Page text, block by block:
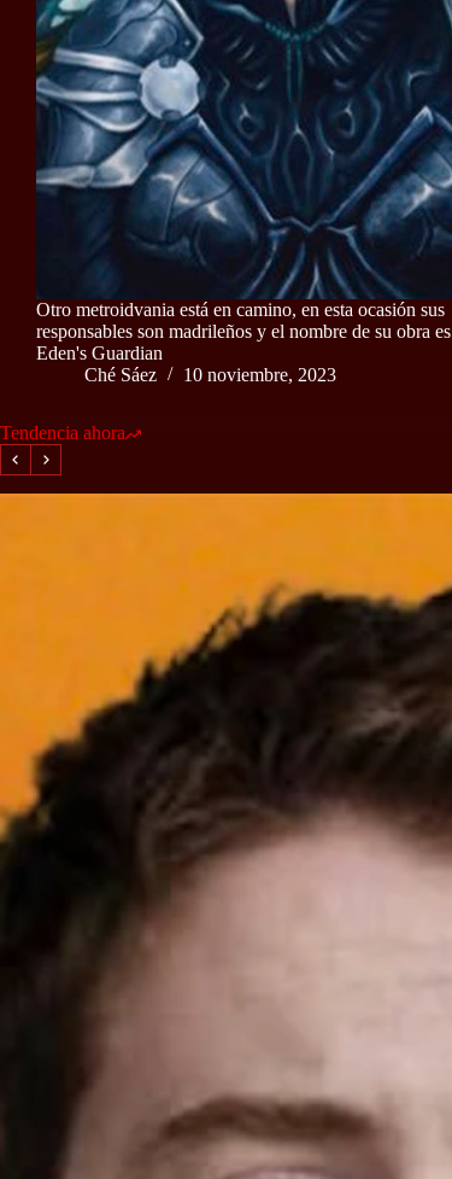
Otro metroidvania está en camino, en esta ocasión sus
responsables son madrileños y el nombre de su obra es
Eden's Guardian
Ché Sáez
10 noviembre, 2023
Tendencia ahora